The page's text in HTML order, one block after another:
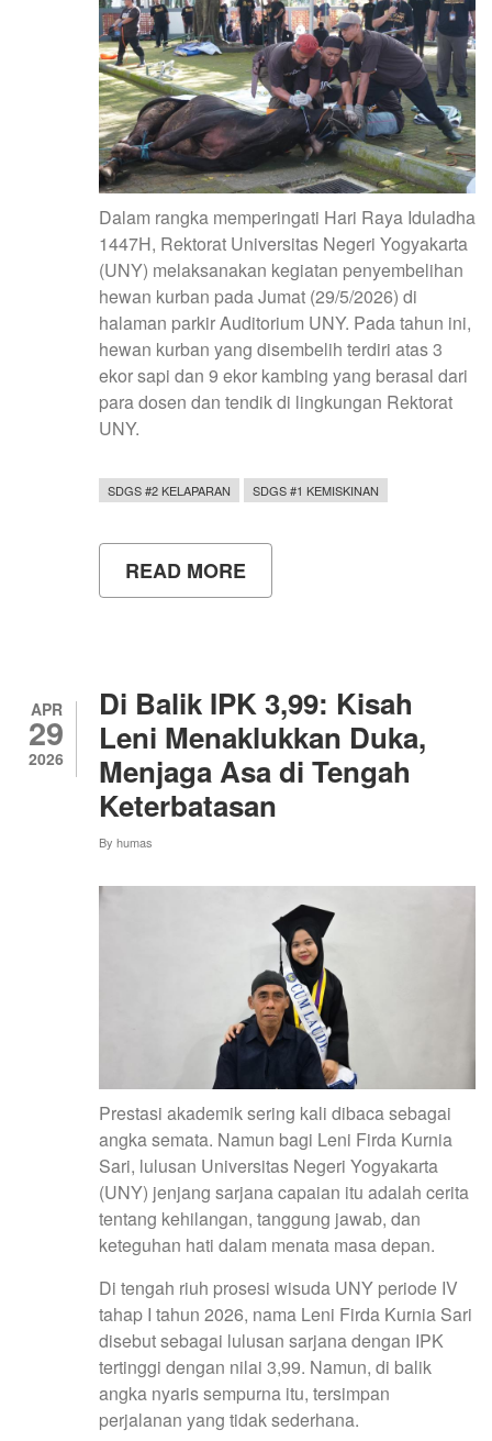
Dalam rangka memperingati Hari Raya Iduladha
1447H, Rektorat Universitas Negeri Yogyakarta
(UNY) melaksanakan kegiatan penyembelihan
hewan kurban pada Jumat (29/5/2026) di
halaman parkir Auditorium UNY. Pada tahun ini,
hewan kurban yang disembelih terdiri atas 3
ekor sapi dan 9 ekor kambing yang berasal dari
para dosen dan tendik di lingkungan Rektorat
UNY.
SDGS #2 KELAPARAN SDGS #1 KEMISKINAN
READ MORE
REKTORAT
KURBAN
IDULADHA
1447H
APR
29
2026
Di Balik IPK 3,99: Kisah
Leni Menaklukkan Duka,
Menjaga Asa di Tengah
Keterbatasan
By humas
Prestasi akademik sering kali dibaca sebagai
angka semata. Namun bagi Leni Firda Kurnia
Sari, lulusan Universitas Negeri Yogyakarta
(UNY) jenjang sarjana capaian itu adalah cerita
tentang kehilangan, tanggung jawab, dan
keteguhan hati dalam menata masa depan.
Di tengah riuh prosesi wisuda UNY periode IV
tahap I tahun 2026, nama Leni Firda Kurnia Sari
disebut sebagai lulusan sarjana dengan IPK
tertinggi dengan nilai 3,99. Namun, di balik
angka nyaris sempurna itu, tersimpan
perjalanan yang tidak sederhana.